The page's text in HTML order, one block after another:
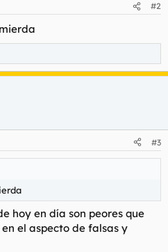
#2
#3
hoy en día son peores que
el aspecto de falsas y